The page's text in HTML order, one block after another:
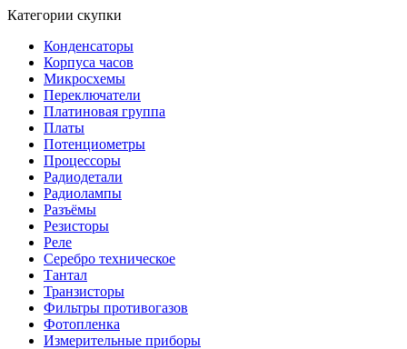
Категории скупки
Конденсаторы
Корпуса часов
Микросхемы
Переключатели
Платиновая группа
Платы
Потенциометры
Процессоры
Радиодетали
Радиолампы
Разъёмы
Резисторы
Реле
Серебро техническое
Тантал
Транзисторы
Фильтры противогазов
Фотопленка
Измерительные приборы